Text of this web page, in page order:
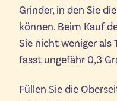
Grinder, in den Sie
können. Beim Kauf
Sie nicht weniger als
fasst ungefähr 0,3
Füllen Sie die